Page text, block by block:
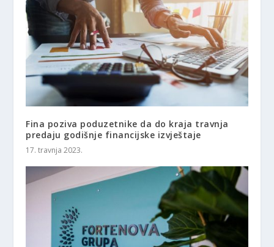
Fina poziva poduzetnike da do kraja travnja
predaju godišnje financijske izvještaje
17. travnja 2023.